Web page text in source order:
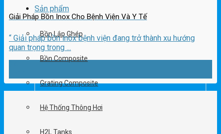
Sản phẩm
Bồn Lắp Ghép
Bồn Composite
Grating Composite
Hệ Thống Thông Hơi
H2L Tanks
Giải Pháp Bồn Inox Cho Bệnh Viện Và Y Tế
“ Giải pháp bồn inox bệnh viện đang trở thành xu hướng
quan trọng trong ...